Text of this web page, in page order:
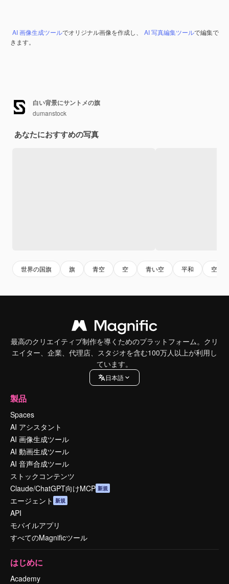
AI 画像生成ツールでオリジナル画像を作成し、 AI 写真編集ツールで編集で
きます。
白い背景にサントメの旗
dumanstock
あなたにおすすめの写真
世界の国旗 旗 青空 空 青い空 平和 空の
最高のクリエイティブ制作を導くためのプラットフォーム。クリ
エイター、企業、代理店、スタジオを含む100万人以上が利用し
ています。
日本語
製品
Spaces
AI アシスタント
AI 画像生成ツール
AI 動画生成ツール
AI 音声合成ツール
ストックコンテンツ
Claude/ChatGPT向けMCP 新規
エージェント 新規
API
モバイルアプリ
すべてのMagnificツール
はじめに
Academy